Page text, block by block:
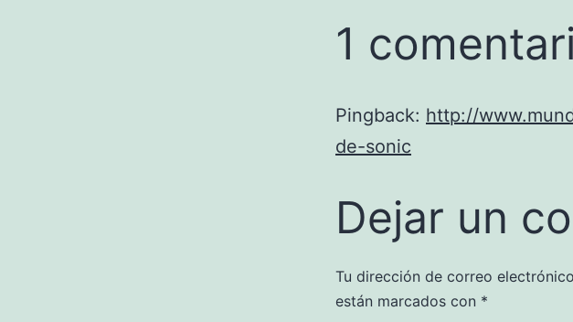
1
Pingback: http://
de-sonic
Dejar un
Tu dirección de correo
están marcados con *